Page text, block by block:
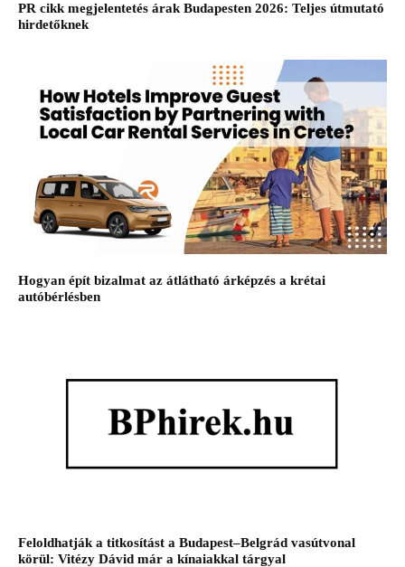
PR cikk megjelentetés árak Budapesten 2026: Teljes útmutató
hirdetőknek
Hogyan épít bizalmat az átlátható árképzés a krétai
autóbérlésben
Feloldhatják a titkosítást a Budapest–Belgrád vasútvonal
körül: Vitézy Dávid már a kínaiakkal tárgyal